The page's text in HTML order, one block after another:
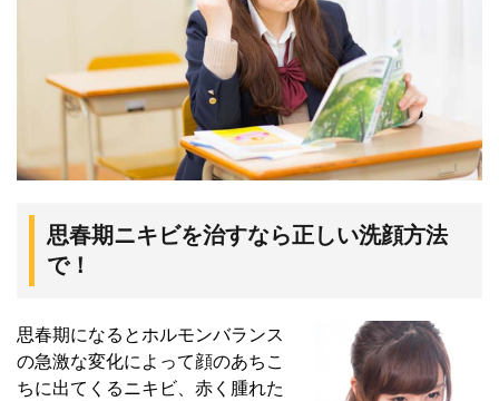
思春期ニキビを治すなら正しい洗顔方法
で！
思春期になるとホルモンバランス
の急激な変化によって顔のあちこ
ちに出てくるニキビ、赤く腫れた